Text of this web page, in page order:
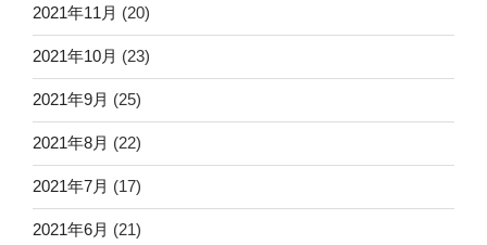
2021年11月 (20)
2021年10月 (23)
2021年9月 (25)
2021年8月 (22)
2021年7月 (17)
2021年6月 (21)